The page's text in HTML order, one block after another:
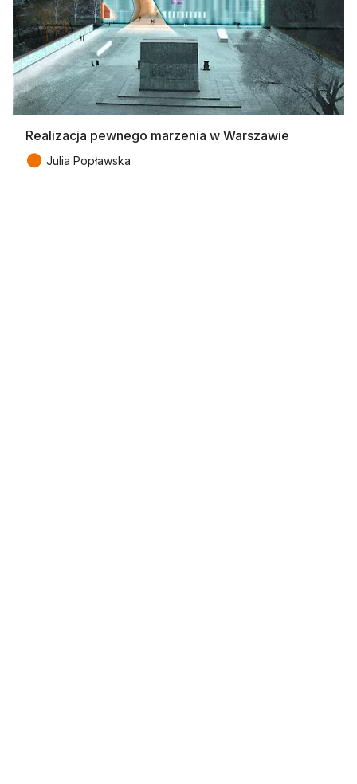
Realizacja pewnego marzenia w Warszawie
● Julia Popławska